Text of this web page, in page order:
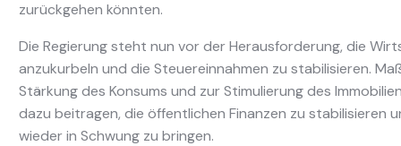
zurückgehen könnten.
Die Regierung steht nun vor der Herausforderung, die
anzukurbeln und die Steuereinnahmen zu stabilisieren.
Stärkung des Konsums und zur Stimulierung des
dazu beitragen, die öffentlichen Finanzen zu stabilisieren
wieder in Schwung zu bringen.